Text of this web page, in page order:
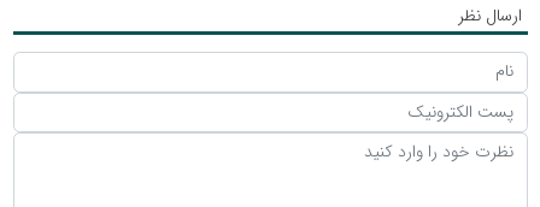
ارسال نظر